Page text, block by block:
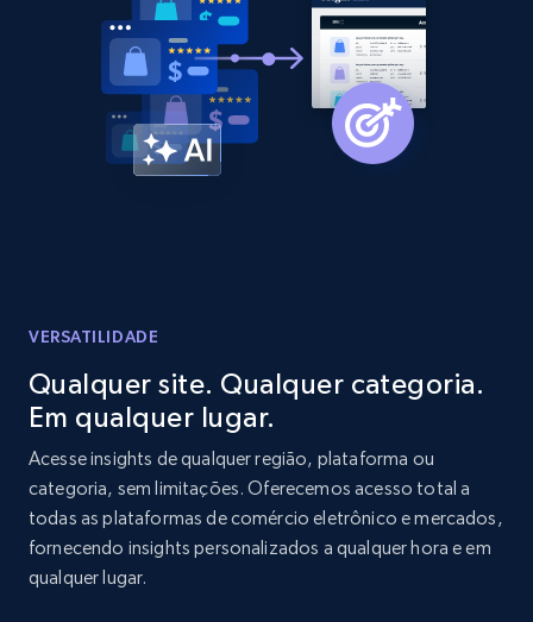
375+ Comece agora
Amazon products global dataset -
Collecting products by keyword search
Amazon products global dataset - Collects
products by best sellers category URL
Title, Seller name, Brand, Description, Initial
price, Currency, Availability, Reviews count, and
more.
VERSATILIDADE
Qualquer site. Qualquer categoria.
Em qualquer lugar.
Acesse insights de qualquer região, plataforma ou
categoria, sem limitações. Oferecemos acesso total a
todas as plataformas de comércio eletrônico e mercados,
fornecendo insights personalizados a qualquer hora e em
qualquer lugar.